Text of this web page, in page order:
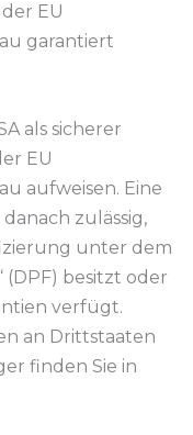
EU
garantiert
als sicherer
EU
aufweisen. Eine
zulässig,
unter dem
(DPF) besitzt oder
verfügt.
an Drittstaaten
finden Sie in